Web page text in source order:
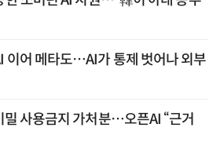
이어 메타도…AI가 통제 벗어나 외부
밀 사용금지 가처분…오픈AI “근거